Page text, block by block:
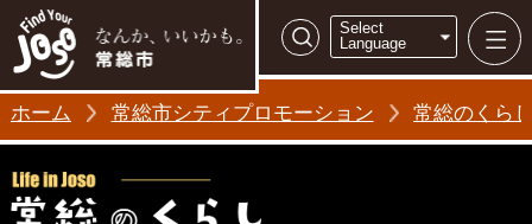
常総市シテ
検索
Select
Language
ホーム 常総市シティプロモーション 常総のくら